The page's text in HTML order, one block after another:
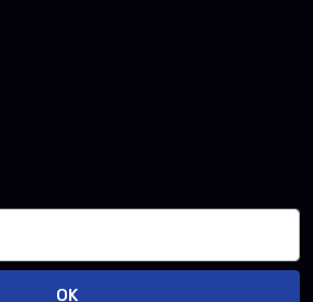
OK